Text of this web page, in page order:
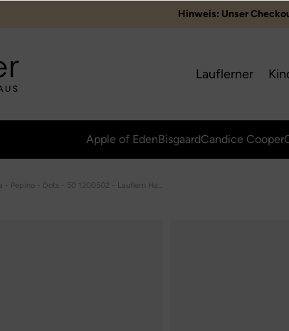
Hinweis: Unser
Lauflerner
Apple of EdenBisgaardCandice Cooper
- Pepino - Dots - 50 1200502 - Lauflern Ha...